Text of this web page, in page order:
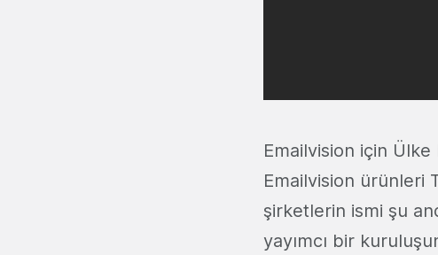
Emailvision için
Emailvision ürünleri
şirketlerin ismi şu
yayımcı bir